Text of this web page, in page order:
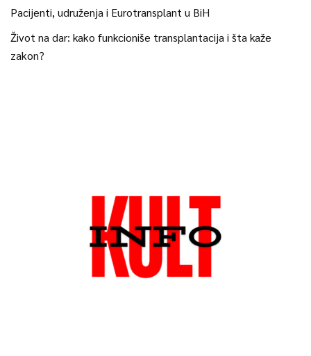
Pacijenti, udruženja i Eurotransplant u BiH
Život na dar: kako funkcioniše transplantacija i šta kaže
zakon?